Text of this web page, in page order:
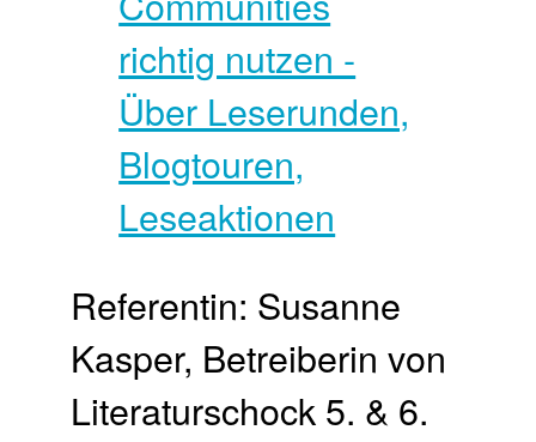
Referentin: Susanne
Kasper, Betreiberin von
Literaturschock 5. & 6.